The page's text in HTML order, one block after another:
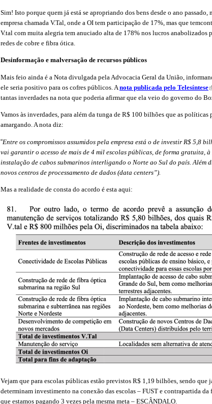
Sim! Isto porque quem já está se apropriando dos bens desde o ano passado,
empresa chamada V.Tal, onde a OI tem participação de 17%, mas que
V.tal com muita alegria tem anuciado alta de 178% nos lucros anabolizados
redes de cobre e fibra ótica.
Desinformação e malversação de recursos públicos
Mais feio ainda é a Nota divulgada pela Advocacia Geral da União,
ele seria positivo para os cofres públicos. A nota publicada pelo Telesíntese
tantas inverdades na nota que poderia afirmar que ela veio do governo do
Vamos às inverdades, para além da tunga de R$ 100 bilhões que as políticas
amargando. A nota diz:
“Entre os compromissos assumidos pela empresa está o de investir R$ 5,8
vai garantir o acesso de mais de 4 mil escolas públicas, de forma gratuita,
instalação de cabos submarinos interligando o Norte ao Sul do país. Além
novos centros de processamento de dados (data centers”).
Mas a realidade de consta do acordo é esta aqui:
Vejam que para escolas públicas estão previstos R$ 1,19 bilhões, sendo
determinam investimento na conexão das escolas – FUST e contrapartida
que estamos pagando 3 vezes pela mesma meta – ESCÂNDALO.